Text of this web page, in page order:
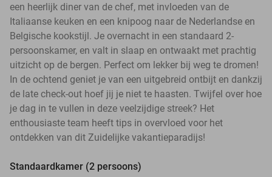
een heerlijk diner van de chef, met invloeden van de
Italiaanse keuken en een knipoog naar de Nederlandse en
Belgische kookstijl. Je overnacht in een standaard 2-
persoonskamer, en valt in slaap en ontwaakt met prachtig
uitzicht op de bergen. Perfect om lekker bij weg te dromen!
In de ochtend geniet je van een uitgebreid ontbijt en dankzij
de late check-out hoef jij je niet te haasten. Twijfel over hoe
je dag in te vullen in deze veelzijdige streek? Het
enthousiaste team heeft tips in overvloed voor het
ontdekken van dit Zuidelijke vakantieparadijs!
Standaardkamer (2 persoons)